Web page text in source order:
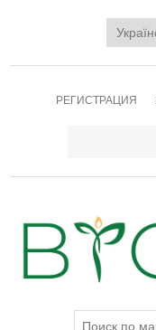
РЕГИСТРАЦИЯ